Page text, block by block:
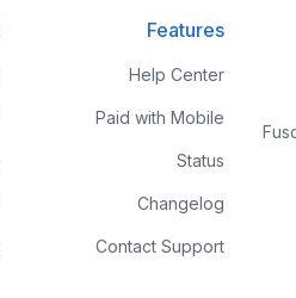
Features
Help Center
Paid with Mobile
Status
Changelog
Contact Support